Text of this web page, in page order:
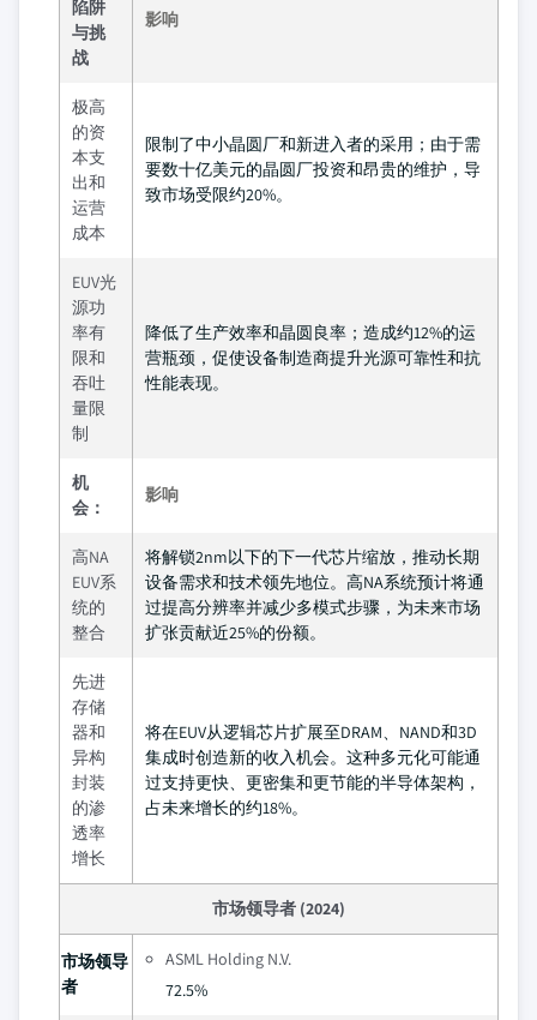
陷阱
与挑
战
影响
极高
的资
本支
出和
运营
成本
限制了中小晶圆厂和新进入者的采用；由于需
要数十亿美元的晶圆厂投资和昂贵的维护，导
致市场受限约20%。
EUV光
源功
率有
限和
吞吐
量限
制
降低了生产效率和晶圆良率；造成约12%的运
营瓶颈，促使设备制造商提升光源可靠性和抗
性能表现。
机
会：
影响
高NA
EUV系
统的
整合
将解锁2nm以下的下一代芯片缩放，推动长期
设备需求和技术领先地位。高NA系统预计将通
过提高分辨率并减少多模式步骤，为未来市场
扩张贡献近25%的份额。
先进
存储
器和
异构
封装
的渗
透率
增长
将在EUV从逻辑芯片扩展至DRAM、NAND和3D
集成时创造新的收入机会。这种多元化可能通
过支持更快、更密集和更节能的半导体架构，
占未来增长的约18%。
市场领导者 (2024)
市场领导
者
ASML Holding N.V.
72.5%